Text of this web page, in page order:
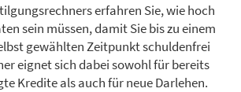
erfahren Sie, wie hoch
sein müssen, damit Sie bis zu einem
gewählten Zeitpunkt schuldenfrei
eignet sich dabei sowohl für bereits
Kredite als auch für neue Darlehen.